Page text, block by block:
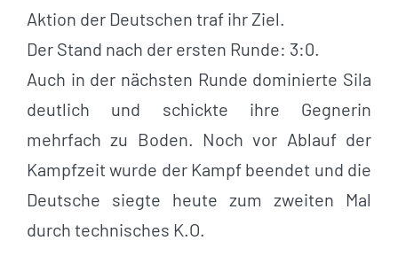
Aktion der Deutschen traf ihr Ziel.
Der Stand nach der ersten Runde: 3:0.
Auch in der nächsten Runde dominierte Sila
deutlich und schickte ihre Gegnerin
mehrfach zu Boden. Noch vor Ablauf der
Kampfzeit wurde der Kampf beendet und die
Deutsche siegte heute zum zweiten Mal
durch technisches K.O.